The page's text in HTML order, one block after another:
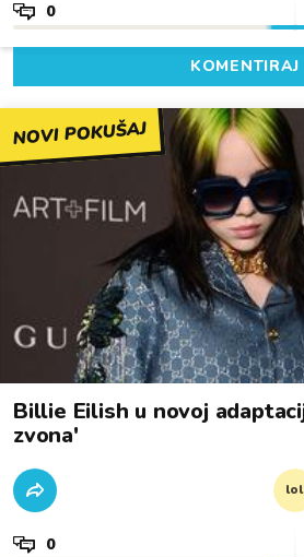
0
KOMENTIRAJ
NOVI POKUŠAJ
Billie Eilish u novoj
zvona'
0